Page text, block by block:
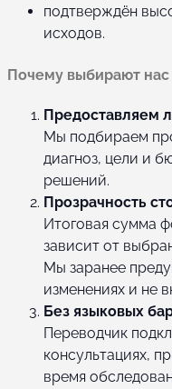
подтверждён
исходов.
Почему выбирают нас
Предоставляем
Мы подбираем
диагноз, цели и
решений.
Прозрачность
Итоговая сумма
зависит от
Мы заранее
изменениях и не
Без языковых
Переводчик
консультациях,
время